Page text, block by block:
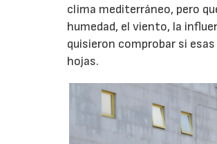
clima mediterráneo, pero
humedad, el viento, la
quisieron comprobar si
hojas.